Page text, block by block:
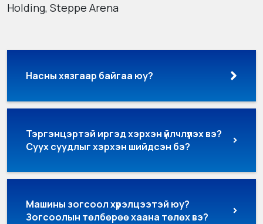
Holding, Steppe Arena
Насны хязгаар байгаа юу?
Тэргэнцэртэй иргэд хэрхэн үйлчлүүлэх вэ?
Суух суудлыг хэрхэн шийдсэн бэ?
Машины зогсоол хүрэлцээтэй юу?
Зогсоолын төлбөрөө хаана төлөх вэ?